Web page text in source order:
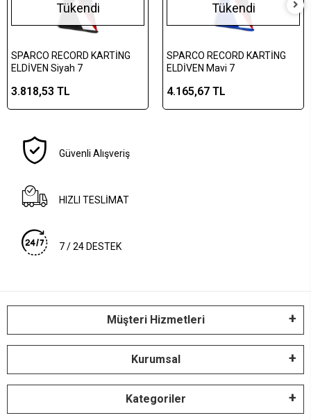
Tükendi
SPARCO RECORD KARTİNG
ELDİVEN Siyah 7
3.818,53 TL
Tükendi
SPARCO RECORD KARTİNG
ELDİVEN Mavi 7
4.165,67 TL
Güvenli Alışveriş
HIZLI TESLİMAT
7 / 24 DESTEK
Müşteri Hizmetleri
Kurumsal
Kategoriler